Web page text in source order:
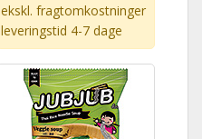
ekskl. fragtomkostninger
leveringstid 4-7 dage